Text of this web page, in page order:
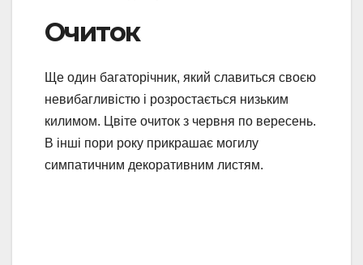
Очиток
Ще один багаторічник, який славиться своєю
невибагливістю і розростається низьким
килимом. Цвіте очиток з червня по вересень.
В інші пори року прикрашає могилу
симпатичним декоративним листям.